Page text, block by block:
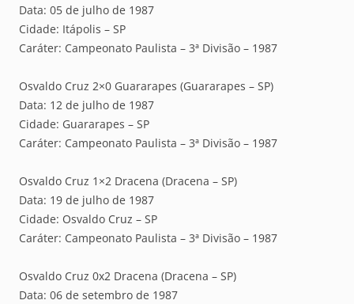
Data: 05 de julho de 1987
Cidade: Itápolis – SP
Caráter: Campeonato Paulista – 3ª Divisão – 1987
Osvaldo Cruz 2×0 Guararapes (Guararapes – SP)
Data: 12 de julho de 1987
Cidade: Guararapes – SP
Caráter: Campeonato Paulista – 3ª Divisão – 1987
Osvaldo Cruz 1×2 Dracena (Dracena – SP)
Data: 19 de julho de 1987
Cidade: Osvaldo Cruz – SP
Caráter: Campeonato Paulista – 3ª Divisão – 1987
Osvaldo Cruz 0x2 Dracena (Dracena – SP)
Data: 06 de setembro de 1987